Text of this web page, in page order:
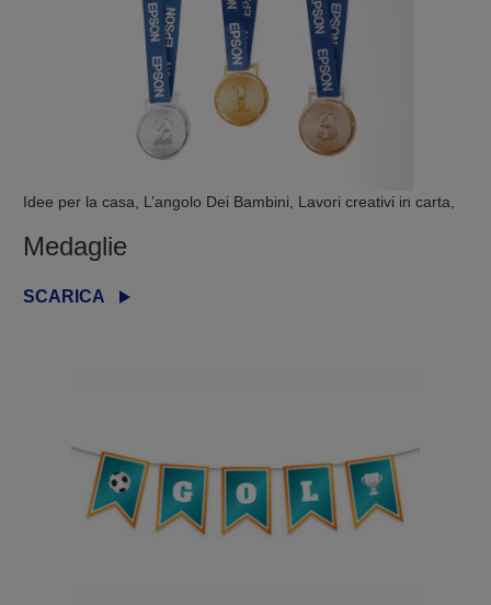
Idee per la casa, L’angolo Dei Bambini, Lavori creativi in carta,
Medaglie
SCARICA